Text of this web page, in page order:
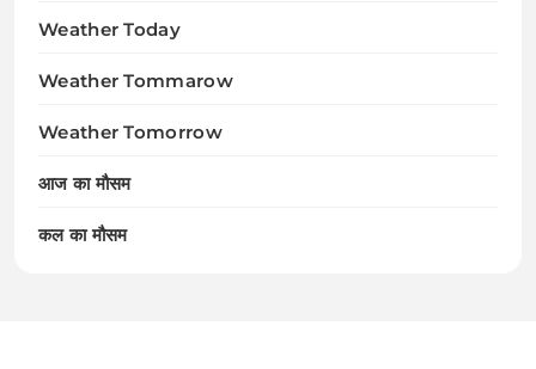
Weather Today
Weather Tommarow
Weather Tomorrow
आज का मौसम
कल का मौसम